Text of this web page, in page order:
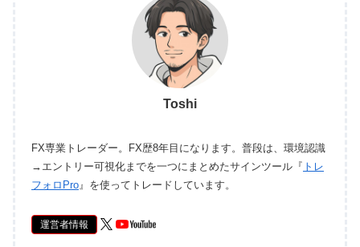
Toshi
FX専業トレーダー。FX歴8年目になります。普段は、環境認識
→エントリー可視化までを一つにまとめたサインツール『 トレ
フォロPro 』を使ってトレードしています。
運営者情報